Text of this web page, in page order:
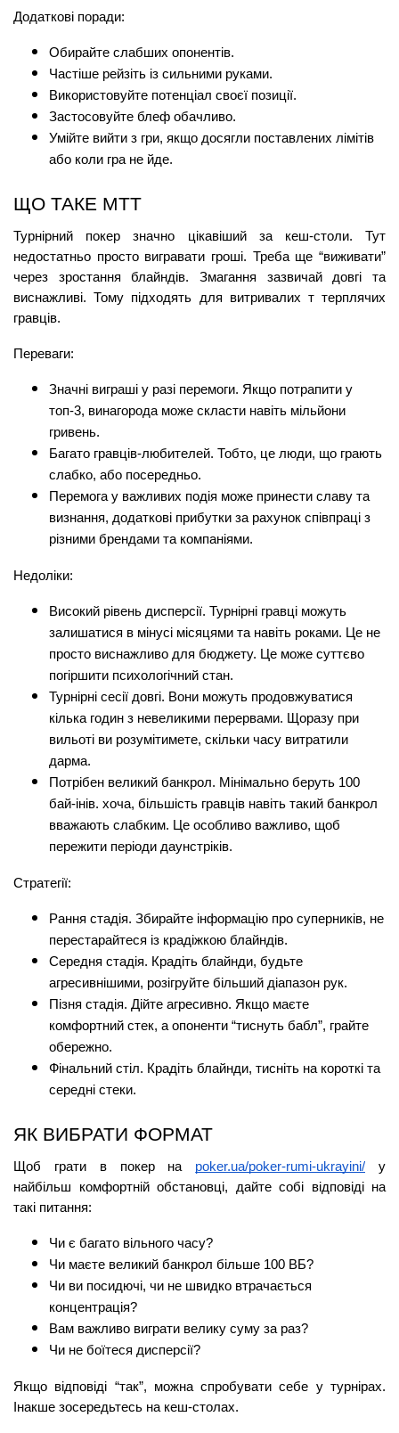
Додаткові поради:
Обирайте слабших опонентів.
Частіше рейзіть із сильними руками.
Використовуйте потенціал своєї позиції.
Застосовуйте блеф обачливо.
Умійте вийти з гри, якщо досягли поставлених лімітів
або коли гра не йде.
ЩО ТАКЕ МТТ
Турнірний покер значно цікавіший за кеш-столи. Тут
недостатньо просто вигравати гроші. Треба ще “виживати”
через зростання блайндів. Змагання зазвичай довгі та
виснажливі. Тому підходять для витривалих т терплячих
гравців.
Переваги:
Значні виграші у разі перемоги. Якщо потрапити у
топ-3, винагорода може скласти навіть мільйони
гривень.
Багато гравців-любителей. Тобто, це люди, що грають
слабко, або посередньо.
Перемога у важливих подія може принести славу та
визнання, додаткові прибутки за рахунок співпраці з
різними брендами та компаніями.
Недоліки:
Високий рівень дисперсії. Турнірні гравці можуть
залишатися в мінусі місяцями та навіть роками. Це не
просто виснажливо для бюджету. Це може суттєво
погіршити психологічний стан.
Турнірні сесії довгі. Вони можуть продовжуватися
кілька годин з невеликими перервами. Щоразу при
вильоті ви розумітимете, скільки часу витратили
дарма.
Потрібен великий банкрол. Мінімально беруть 100
бай-інів. хоча, більшість гравців навіть такий банкрол
вважають слабким. Це особливо важливо, щоб
пережити періоди даунстріків.
Стратегії:
Рання стадія. Збирайте інформацію про суперників, не
перестарайтеся із крадіжкою блайндів.
Середня стадія. Крадіть блайнди, будьте
агресивнішими, розігруйте більший діапазон рук.
Пізня стадія. Дійте агресивно. Якщо маєте
комфортний стек, а опоненти “тиснуть бабл”, грайте
обережно.
Фінальний стіл. Крадіть блайнди, тисніть на короткі та
середні стеки.
ЯК ВИБРАТИ ФОРМАТ
Щоб грати в покер на poker.ua/poker-rumi-ukrayini/ у
найбільш комфортній обстановці, дайте собі відповіді на
такі питання:
Чи є багато вільного часу?
Чи маєте великий банкрол більше 100 ВБ?
Чи ви посидючі, чи не швидко втрачається
концентрація?
Вам важливо виграти велику суму за раз?
Чи не боїтеся дисперсії?
Якщо відповіді “так”, можна спробувати себе у турнірах.
Інакше зосередьтесь на кеш-столах.